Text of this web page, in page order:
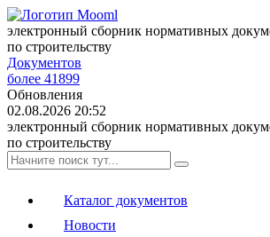
электронный сборник нормативных
по строительству
Документов
более 41899
Обновления
02.08.2026 20:52
электронный сборник нормативных
по строительству
Каталог документов
Новости